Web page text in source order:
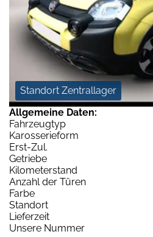
Standort Zentrallager
Allgemeine Daten:
Fahrzeugtyp
Karosserieform
Erst-Zul.
Getriebe
Kilometerstand
Anzahl der Türen
Farbe
Standort
Lieferzeit
Unsere Nummer